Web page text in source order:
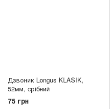
Дзвоник Longus KLASIK,
52мм, срібний
75 грн